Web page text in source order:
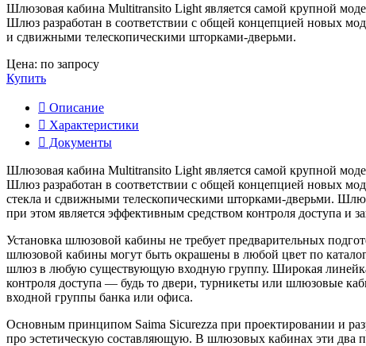
Шлюзовая кабина Multitransito Light является самой крупной
Шлюз разработан в соответствии с общей концепцией новых
и сдвижными телескопическими шторками-дверьми.
Цена: по запросу
Купить
Описание
Характеристики
Документы
Шлюзовая кабина Multitransito Light является самой крупной
Шлюз разработан в соответствии с общей концепцией новых
стекла и сдвижными телескопическими шторками-дверьми.
при этом является эффективным средством контроля доступа и
Установка шлюзовой кабины не требует предварительных
шлюзовой кабины могут быть окрашены в любой цвет по
шлюз в любую существующую входную группу. Широкая линейка
контроля доступа — будь то двери, турникеты или шлюзовые
входной группы банка или офиса.
Основным принципом Saima Sicurezza при проектировании и
про эстетическую составляющую. В шлюзовых кабинах эти два